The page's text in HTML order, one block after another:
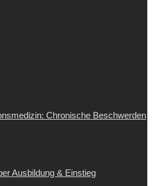
Chronische Beschwerden
Ausbildung & Einstieg